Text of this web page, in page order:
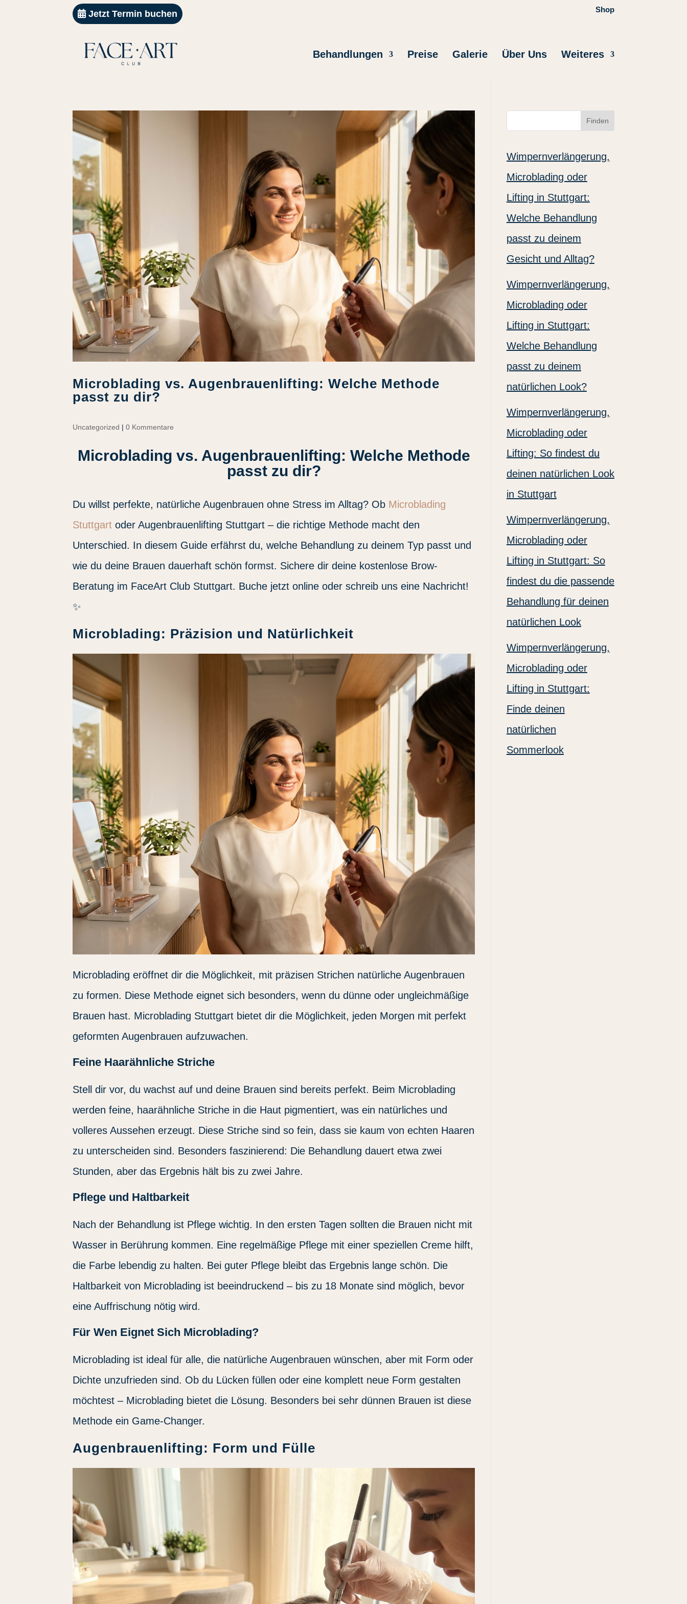
Jetzt Termin buchen Shop
Behandlungen Preise Galerie Über Uns Weiteres
Microblading vs. Augenbrauenlifting: Welche Methode
passt zu dir?
Uncategorized | 0 Kommentare
Microblading vs. Augenbrauenlifting: Welche Methode
passt zu dir?
Du willst perfekte, natürliche Augenbrauen ohne Stress im Alltag? Ob Microblading
Stuttgart oder Augenbrauenlifting Stuttgart – die richtige Methode macht den
Unterschied. In diesem Guide erfährst du, welche Behandlung zu deinem Typ passt und
wie du deine Brauen dauerhaft schön formst. Sichere dir deine kostenlose Brow-
Beratung im FaceArt Club Stuttgart. Buche jetzt online oder schreib uns eine Nachricht!
✨
Microblading: Präzision und Natürlichkeit
Microblading eröffnet dir die Möglichkeit, mit präzisen Strichen natürliche Augenbrauen
zu formen. Diese Methode eignet sich besonders, wenn du dünne oder ungleichmäßige
Brauen hast. Microblading Stuttgart bietet dir die Möglichkeit, jeden Morgen mit perfekt
geformten Augenbrauen aufzuwachen.
Feine Haarähnliche Striche
Stell dir vor, du wachst auf und deine Brauen sind bereits perfekt. Beim Microblading
werden feine, haarähnliche Striche in die Haut pigmentiert, was ein natürliches und
volleres Aussehen erzeugt. Diese Striche sind so fein, dass sie kaum von echten Haaren
zu unterscheiden sind. Besonders faszinierend: Die Behandlung dauert etwa zwei
Stunden, aber das Ergebnis hält bis zu zwei Jahre.
Pflege und Haltbarkeit
Nach der Behandlung ist Pflege wichtig. In den ersten Tagen sollten die Brauen nicht mit
Wasser in Berührung kommen. Eine regelmäßige Pflege mit einer speziellen Creme hilft,
die Farbe lebendig zu halten. Bei guter Pflege bleibt das Ergebnis lange schön. Die
Haltbarkeit von Microblading ist beeindruckend – bis zu 18 Monate sind möglich, bevor
eine Auffrischung nötig wird.
Für Wen Eignet Sich Microblading?
Microblading ist ideal für alle, die natürliche Augenbrauen wünschen, aber mit Form oder
Dichte unzufrieden sind. Ob du Lücken füllen oder eine komplett neue Form gestalten
möchtest – Microblading bietet die Lösung. Besonders bei sehr dünnen Brauen ist diese
Methode ein Game-Changer.
Augenbrauenlifting: Form und Fülle
Finden
Wimpernverlängerung,
Microblading oder
Lifting in Stuttgart:
Welche Behandlung
passt zu deinem
Gesicht und Alltag?
Wimpernverlängerung,
Microblading oder
Lifting in Stuttgart:
Welche Behandlung
passt zu deinem
natürlichen Look?
Wimpernverlängerung,
Microblading oder
Lifting: So findest du
deinen natürlichen Look
in Stuttgart
Wimpernverlängerung,
Microblading oder
Lifting in Stuttgart: So
findest du die passende
Behandlung für deinen
natürlichen Look
Wimpernverlängerung,
Microblading oder
Lifting in Stuttgart:
Finde deinen
natürlichen
Sommerlook